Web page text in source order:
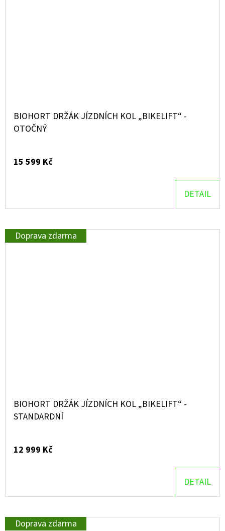
BIOHORT DRŽÁK JÍZDNÍCH KOL „BIKELIFT“ -
OTOČNÝ
15 599 Kč
DETAIL
Doprava zdarma
BIOHORT DRŽÁK JÍZDNÍCH KOL „BIKELIFT“ -
STANDARDNÍ
12 999 Kč
DETAIL
Doprava zdarma